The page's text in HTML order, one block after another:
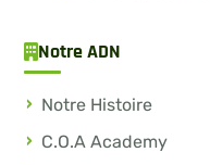
Notre ADN
Notre Histoire
C.O.A Academy